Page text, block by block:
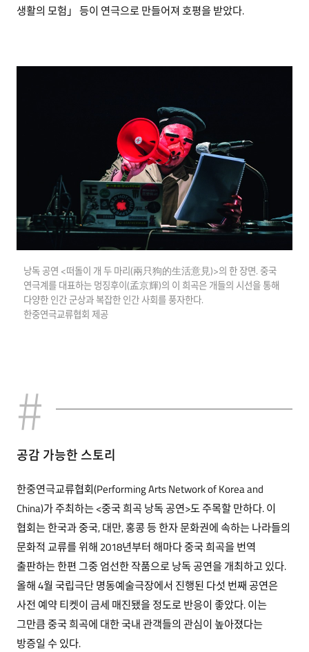
생활의 모험」 등이 연극으로 만들어져 호평을 받았다.
낭독 공연 <떠돌이 개 두 마리(兩只狗的生活意見)>의 한 장면. 중국
연극계를 대표하는 멍징후이(孟京輝)의 이 희곡은 개들의 시선을 통해
다양한 인간 군상과 복잡한 인간 사회를 풍자한다.
한중연극교류협회 제공
공감 가능한 스토리
한중연극교류협회(Performing Arts Network of Korea and
China)가 주최하는 <중국 희곡 낭독 공연>도 주목할 만하다. 이
협회는 한국과 중국, 대만, 홍콩 등 한자 문화권에 속하는 나라들의
문화적 교류를 위해 2018년부터 해마다 중국 희곡을 번역
출판하는 한편 그중 엄선한 작품으로 낭독 공연을 개최하고 있다.
올해 4월 국립극단 명동예술극장에서 진행된 다섯 번째 공연은
사전 예약 티켓이 금세 매진됐을 정도로 반응이 좋았다. 이는
그만큼 중국 희곡에 대한 국내 관객들의 관심이 높아졌다는
방증일 수 있다.